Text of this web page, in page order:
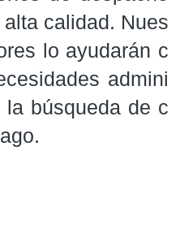
calidad. Nues
lo ayudarán c
admini
la búsqueda de c